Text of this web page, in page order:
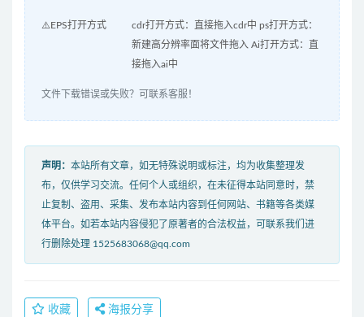
⚠️EPS打开方式
cdr打开方式：直接拖入cdr中 ps打开方式：
新建高分辨率面将文件拖入 Ai打开方式：直
接拖入ai中
文件下载错误或失败？可联系客服！
声明： 本站所有文章，如无特殊说明或标注，均为收集整理发
布，仅供学习交流。任何个人或组织，在未征得本站同意时，禁
止复制、盗用、采集、发布本站内容到任何网站、书籍等各类媒
体平台。如若本站内容侵犯了原著者的合法权益，可联系我们进
行删除处理 1525683068@qq.com
收藏 海报分享